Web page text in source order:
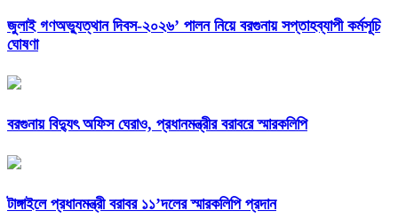
জুলাই গণঅভ্যুত্থান দিবস-২০২৬’ পালন নিয়ে বরগুনায় সপ্তাহব্যাপী কর্মসূচি
ঘোষণা
বরগুনায় বিদ্যুৎ অফিস ঘেরাও, প্রধানমন্ত্রীর বরাবরে স্মারকলিপি
টাঙ্গাইলে প্রধানমন্ত্রী বরাবর ১১’দলের স্মারকলিপি প্রদান